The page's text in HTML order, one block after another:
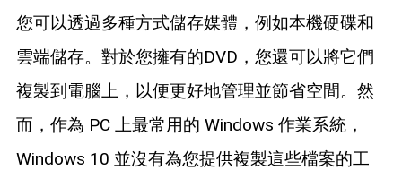
DVD複製
藍光拷貝
您可以透過多種方式儲存媒體，例如本機硬碟和
雲端儲存。對於您擁有的DVD，您還可以將它們
複製到電腦上，以便更好地管理並節省空間。然
而，作為 PC 上最常用的 Windows 作業系統，
Windows 10 並沒有為您提供複製這些檔案的工